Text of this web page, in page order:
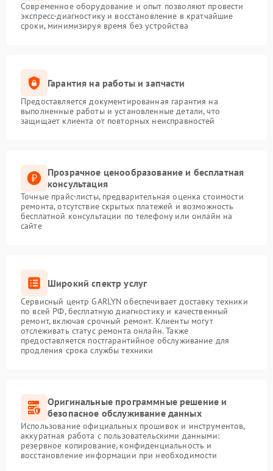
Современное оборудование и опыт позволяют провести
экспресс-диагностику и восстановление в кратчайшие
сроки, минимизируя время без устройства
Гарантия на работы и запчасти
Предоставляется документированная гарантия на
выполненные работы и установленные детали, что
защищает клиента от повторных неисправностей
Прозрачное ценообразование и бесплатная
консультация
Точные прайс-листы, предварительная оценка стоимости
ремонта, отсутствие скрытых платежей и возможность
бесплатной консультации по телефону или онлайн на
сайте
Широкий спектр услуг
Сервисный центр GARLYN обеспечивает доставку техники
по всей РФ, бесплатную диагностику и качественный
ремонт, включая срочный ремонт. Клиенты могут
отслеживать статус ремонта онлайн. Также
предоставляется постгарантийное обслуживание для
продления срока службы техники
Оригинальные программные решение и
безопасное обслуживание данных
Использование официальных прошивок и инструментов,
аккуратная работа с пользовательскими данными:
резервное копирование, конфиденциальность и
восстановление информации при необходимости